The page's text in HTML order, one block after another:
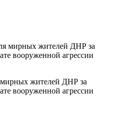
жителей ДНР за
вооруженной агрессии